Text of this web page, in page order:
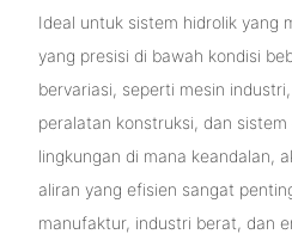
Ideal untuk sistem hidrolik yang
yang presisi di bawah kondisi
bervariasi, seperti mesin
peralatan konstruksi, dan
lingkungan di mana keandalan,
aliran yang efisien sangat
manufaktur, industri berat, dan